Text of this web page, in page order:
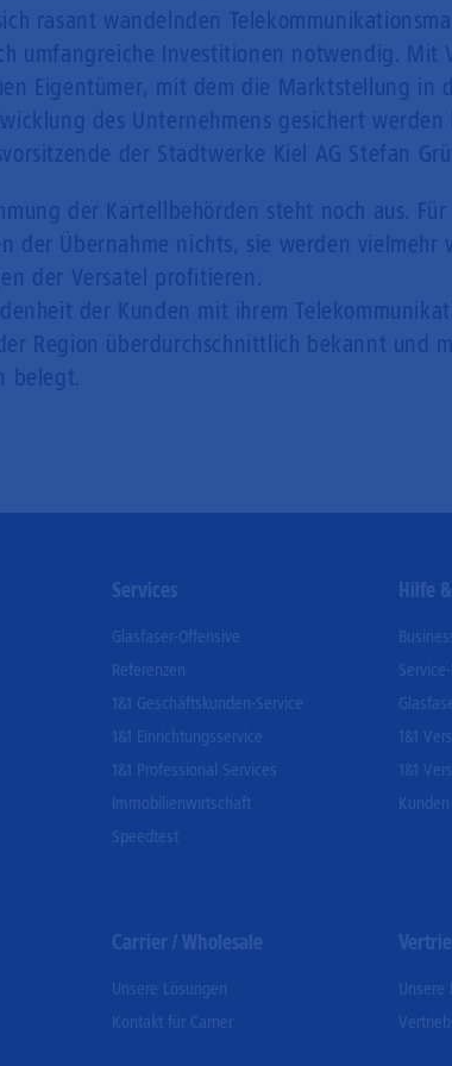
rasant wandelnden
umfangreiche Investitionen notwendig. Mit
Eigentümer, mit dem die Marktstellung in
des Unternehmens gesichert
der Stadtwerke Kiel AG Stefan
der Kartellbehörden steht noch aus.
der Übernahme nichts, sie werden vielmehr
der Versatel profitieren.
der Kunden mit ihrem
Region überdurchschnittlich bekannt und
belegt.
Services
Glasfaser-Offensive
Referenzen
1&1 Geschäftskunden-Service
1&1 Einrichtungsservice
1&1 Professional Services
Immobilienwirtschaft
Speedtest
Hilfe
1&1
1&1
Carrier / Wholesale
Unsere Lösungen
Kontakt für Carrier
Unsere